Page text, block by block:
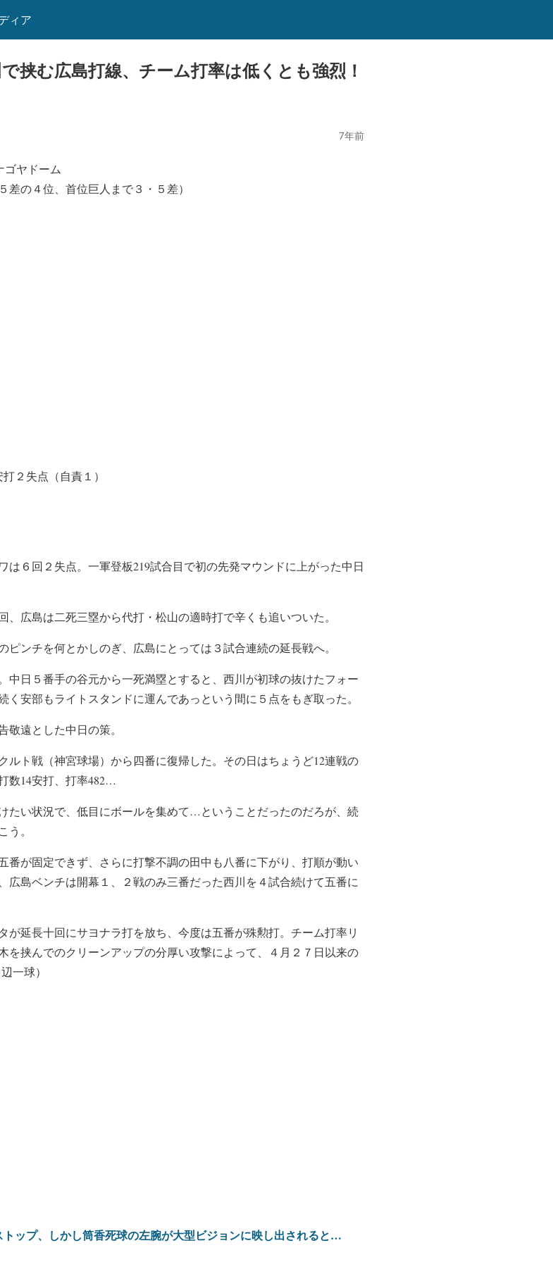
ィア
挟む広島打線、チーム打率は低くとも強烈！
7年前
ヤドーム
の４位、首位巨人まで３・５差）
２失点（自責１）
は６回２失点。一軍登板219試合目で初の先発マウンドに上がった中日
広島は二死三塁から代打・松山の適時打で辛くも追いついた。
ンチを何とかしのぎ、広島にとっては３試合連続の延長戦へ。
中日５番手の谷元から一死満塁とすると、西川が初球の抜けたフォー
安部もライトスタンドに運んであっという間に５点をもぎ取った。
遠とした中日の策。
ルト戦（神宮球場）から四番に復帰した。その日はちょうど12連戦の
数14安打、打率482…
たい状況で、低目にボールを集めて…ということだったのだろが、続
。
番が固定できず、さらに打撃不調の田中も八番に下がり、打順が動い
広島ベンチは開幕１、２戦のみ三番だった西川を４試合続けて五番に
が延長十回にサヨナラ打を放ち、今度は五番が殊勲打。チーム打率リ
を挟んでのクリーンアップの分厚い攻撃によって、４月２７日以来の
一球）
ップ、しかし筒香死球の左腕が大型ビジョンに映し出されると…